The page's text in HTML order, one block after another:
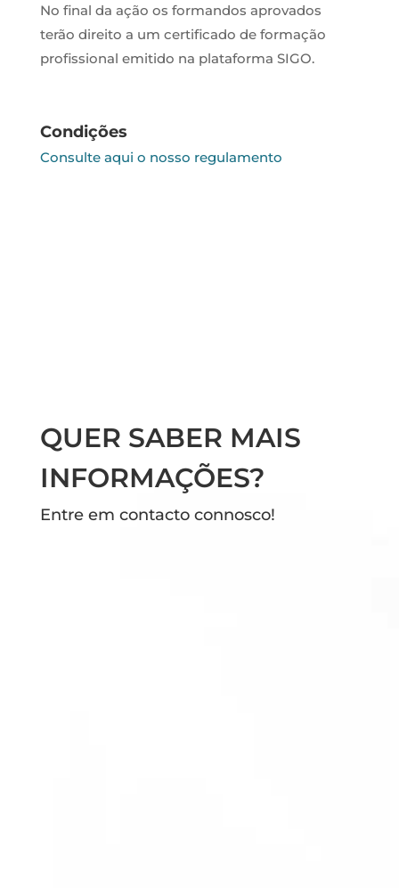
No final da ação os formandos aprovados
terão direito a um certificado de formação
profissional emitido na plataforma SIGO.
Condições
Consulte aqui o nosso regulamento
QUER SABER MAIS
INFORMAÇÕES?
Entre em contacto connosco!